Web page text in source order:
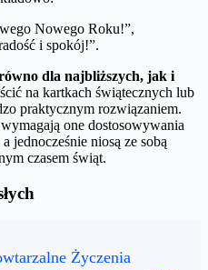
Nowego Roku!”,
i spokój!”.
dla najbliższych, jak i
na kartkach świątecznych lub
praktycznym rozwiązaniem.
one dostosowywania
jednocześnie niosą ze sobą
czasem świąt.
Życzenia